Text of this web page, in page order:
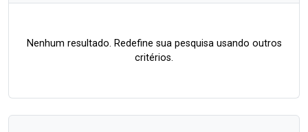
Nenhum resultado. Redefine sua pesquisa usando outros
critérios.